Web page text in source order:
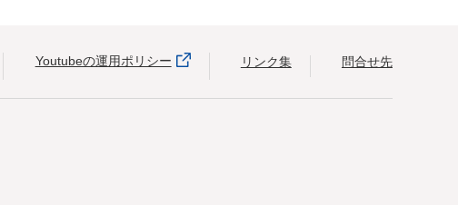
Youtubeの運用ポリシー リンク集 問合せ先